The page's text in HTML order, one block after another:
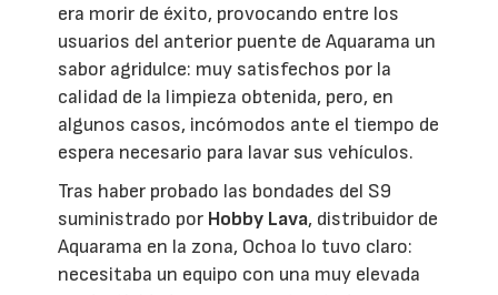
era morir de éxito, provocando entre los
usuarios del anterior puente de Aquarama un
sabor agridulce: muy satisfechos por la
calidad de la limpieza obtenida, pero, en
algunos casos, incómodos ante el tiempo de
espera necesario para lavar sus vehículos.
Tras haber probado las bondades del S9
suministrado por Hobby Lava, distribuidor de
Aquarama en la zona, Ochoa lo tuvo claro:
necesitaba un equipo con una muy elevada